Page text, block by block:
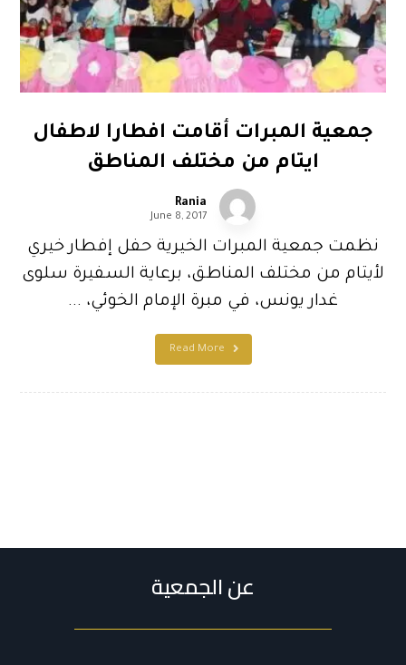
جمعية المبرات أقامت افطارا لاطفال
ايتام من مختلف المناطق
Rania
June 8, 2017
نظمت جمعية المبرات الخيرية حفل إفطار خيري
لأيتام من مختلف المناطق، برعاية السفيرة سلوى
غدار يونس، في مبرة الإمام الخوئي، ...
Read More
عن الجمعية